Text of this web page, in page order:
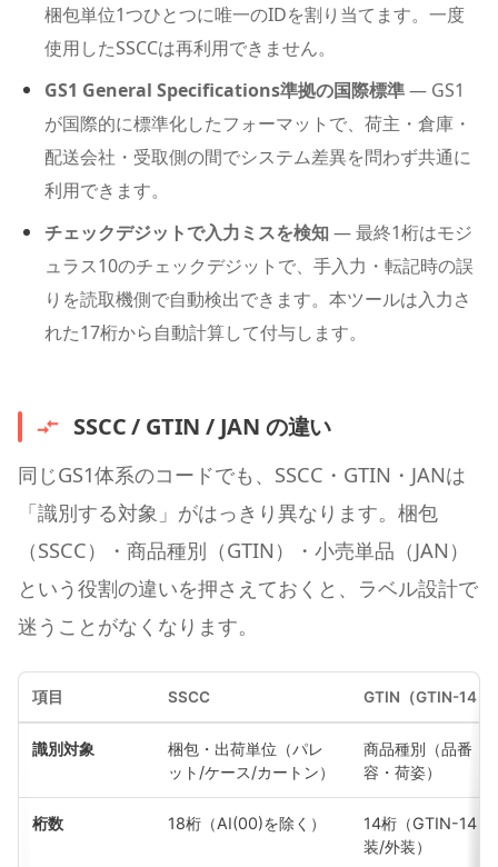
梱包単位1つひとつに唯一のIDを割り当てます。一度
使用したSSCCは再利用できません。
GS1 General Specifications準拠の国際標準— GS1
が国際的に標準化したフォーマットで、荷主・倉庫・
配送会社・受取側の間でシステム差異を問わず共通に
利用できます。
チェックデジットで入力ミスを検知 — 最終1桁はモジ
ュラス10のチェックデジットで、手入力・転記時の誤
りを読取機側で自動検出できます。本ツールは入力さ
れた17桁から自動計算して付与します。
SSCC / GTIN / JAN の違い
同じGS1体系のコードでも、SSCC・GTIN・JANは
「識別する対象」がはっきり異なります。梱包
（SSCC）・商品種別（GTIN）・小売単品（JAN）
という役割の違いを押さえておくと、ラベル設計で
迷うことがなくなります。
項目 SSCC GTIN（GTIN-14）
識別対象
梱包・出荷単位（パレ
ット/ケース/カートン）
商品種別（品番・
容・荷姿）
桁数 18桁（AI(00)を除く）
14桁（GTIN-14・
装/外装）